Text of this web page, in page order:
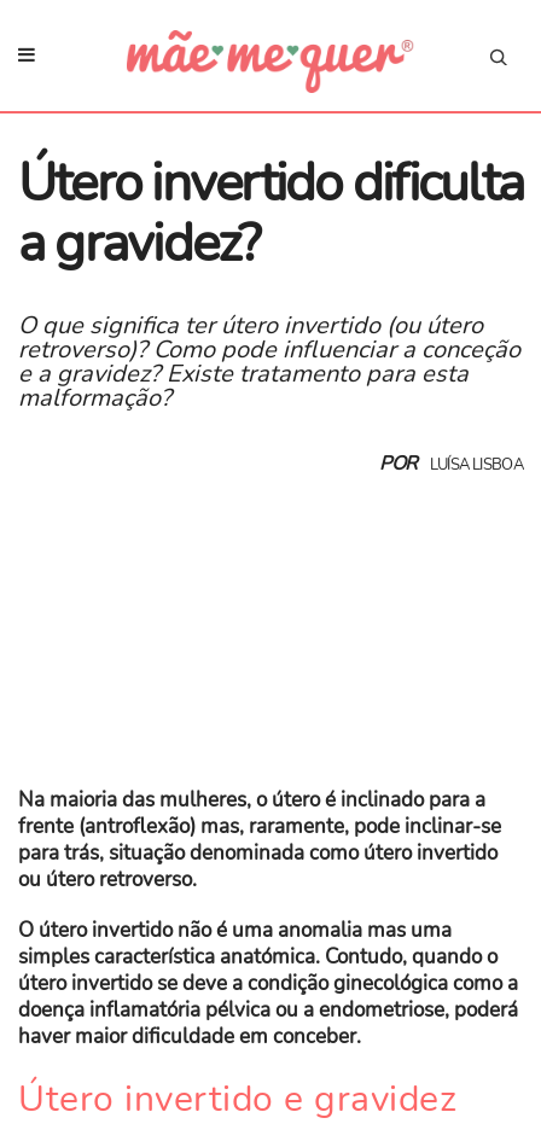
Útero invertido dificulta
a gravidez?
O que significa ter útero invertido (ou útero
retroverso)? Como pode influenciar a conceção
e a gravidez? Existe tratamento para esta
malformação?
POR LUÍSA LISBOA
Na maioria das mulheres, o útero é inclinado para a
frente (antroflexão) mas, raramente, pode inclinar-se
para trás, situação denominada como útero invertido
ou útero retroverso.
O útero invertido não é uma anomalia mas uma
simples característica anatómica. Contudo, quando o
útero invertido se deve a condição ginecológica como a
doença inflamatória pélvica ou a endometriose, poderá
haver maior dificuldade em conceber.
Útero invertido e gravidez